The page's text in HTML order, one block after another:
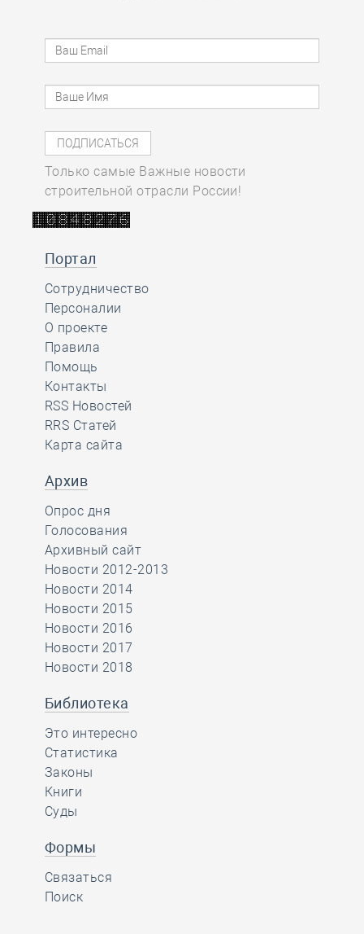
Только самые Важные новости
строительной отрасли России!
Портал
Сотрудничество
Персоналии
О проекте
Правила
Помощь
Контакты
RSS Новостей
RRS Статей
Карта сайта
Архив
Опрос дня
Голосования
Архивный сайт
Новости 2012-2013
Новости 2014
Новости 2015
Новости 2016
Новости 2017
Новости 2018
Библиотека
Это интересно
Статистика
Законы
Книги
Суды
Формы
Связаться
Поиск